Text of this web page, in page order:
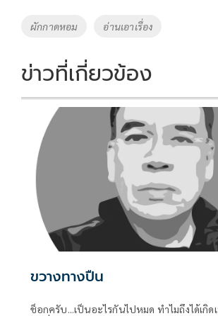
o
k
Li
k
Tags
ผักกาดหอม อ่านเอาเรื่อง
ข่าวที่เกี่ยวข้อง
ขวางทางปืน
ช็อกครับ...เป็นอะไรกันไปหมด ทำไมถึงได้เกิ